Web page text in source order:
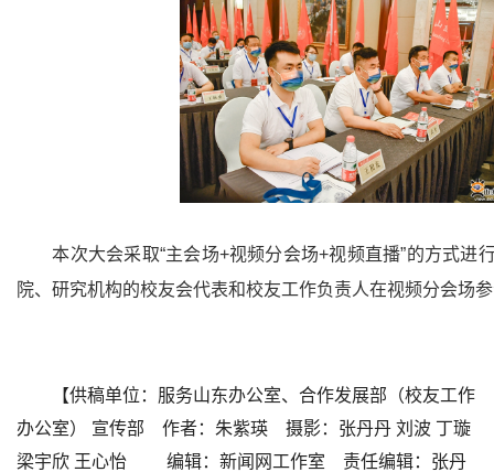
本次大会采取“主会场+视频分会场+视频直播”的方式
院、研究机构的校友会代表和校友工作负责人在视频分会场
【供稿单位：服务山东办公室、合作发展部（校友工作
办公室） 宣传部 作者：朱紫瑛 摄影：张丹丹 刘波 丁璇
梁宇欣 王心怡 编辑：新闻网工作室 责任编辑：张丹